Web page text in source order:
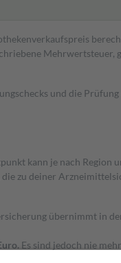
Mehrwertsteuer,
und die
kann je nach Region
zu deiner
übernimmt in
Es sind jedoch nie